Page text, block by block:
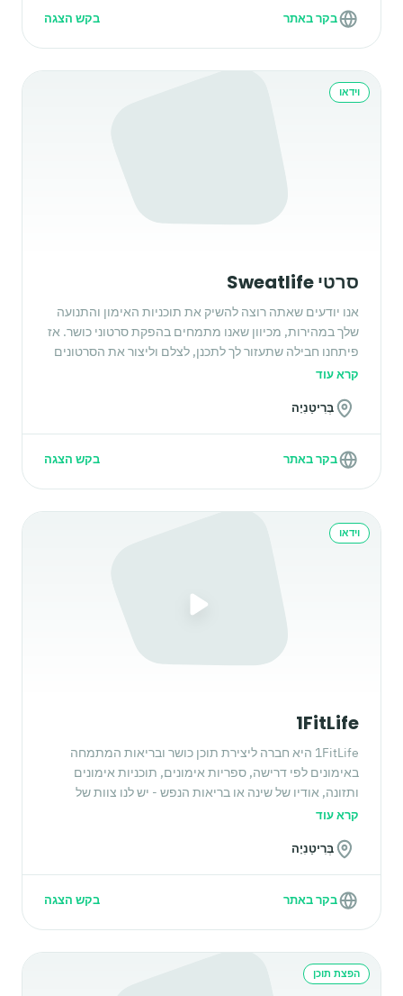
בקר באתר בקש הצגה
וידאו
סרטי Sweatlife
אנו יודעים שאתה רוצה להשיק את תוכניות האימון והתנועה
שלך במהירות, מכיוון שאנו מתמחים בהפקת סרטוני כושר. אז
פיתחנו חבילה שתעזור לך לתכנן, לצלם וליצור את הסרטונים
שאתה צריך כדי להפעיל את התוכניות המקוונות שלך בזמן
קרא עוד
בְּרִיטַנִיָה
בקר באתר בקש הצגה
וידאו
1FitLife
1FitLife היא חברה ליצירת תוכן כושר ובריאות המתמחה
באימונים לפי דרישה, ספריות אימונים, תוכניות אימונים
ותזונה, אודיו של שינה או בריאות הנפש - יש לנו צוות של
מומחי כושר ורווחה פנימיים המוכנים לתמוך בך.
קרא עוד
בְּרִיטַנִיָה
בקר באתר בקש הצגה
הפצת תוכן